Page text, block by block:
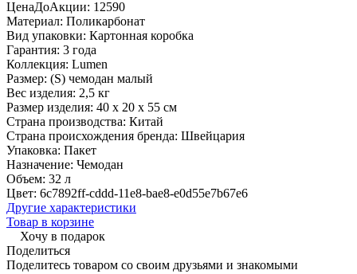
ЦенаДоАкции: 12590
Материал: Поликарбонат
Вид упаковки: Картонная коробка
Гарантия: 3 года
Коллекция: Lumen
Размер: (S) чемодан малый
Вес изделия: 2,5 кг
Размер изделия: 40 x 20 x 55 см
Страна производства: Китай
Страна происхождения бренда: Швейцария
Упаковка: Пакет
Назначение: Чемодан
Объем: 32 л
Цвет: 6c7892ff-cddd-11e8-bae8-e0d55e7b67e6
Другие характеристики
Товар в корзине
Хочу в подарок
Поделиться
Поделитесь товаром со своим друзьями и знакомыми